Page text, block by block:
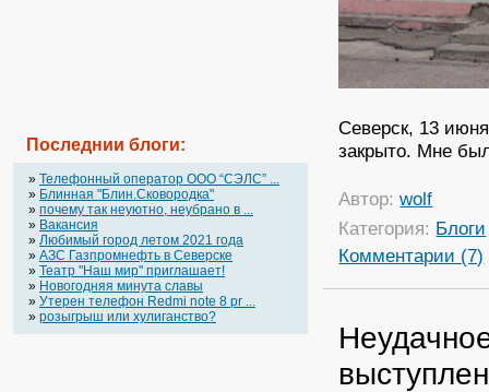
Последнии блоги:
» Телефонный оператор OOO “СЭЛС” ...
» Блинная "Блин.Сковородка"
» почему так неуютно, неубрано в ...
» Вакансия
» Любимый город летом 2021 года
» АЗС Газпромнефть в Северске
» Театр "Наш мир" приглашает!
» Новогодняя минута славы
» Утерен телефон Redmi note 8 pr ...
» розыгрыш или хулиганство?
Северск, 13
закрыто. Мне
Автор:wolf
Категория: Блоги
Комментарии (7)